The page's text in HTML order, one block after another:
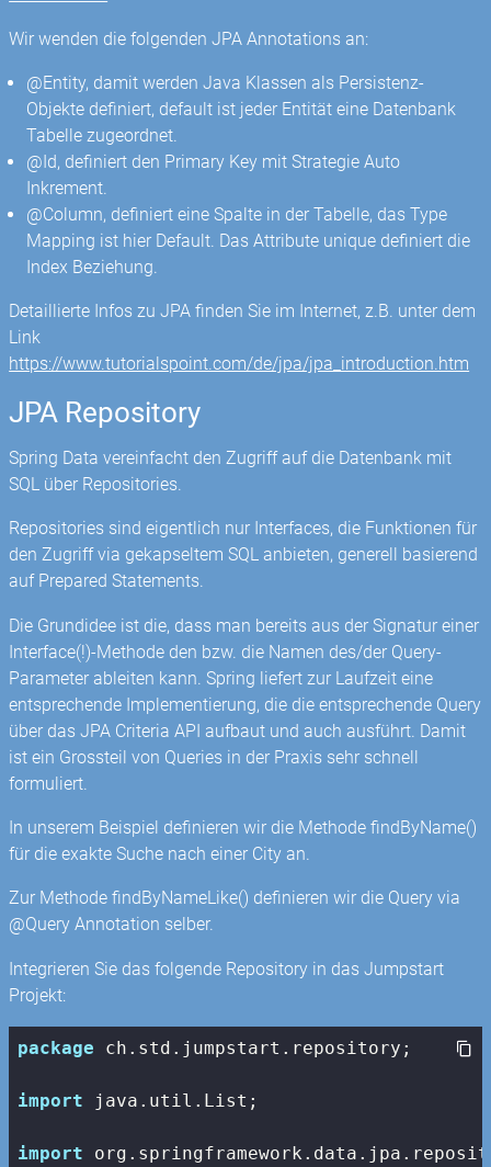
Wir wenden die folgenden JPA Annotations an:
@Entity, damit werden Java Klassen als Persistenz-
Objekte definiert, default ist jeder Entität eine Datenbank
Tabelle zugeordnet.
@Id, definiert den Primary Key mit Strategie Auto
Inkrement.
@Column, definiert eine Spalte in der Tabelle, das Type
Mapping ist hier Default. Das Attribute unique definiert die
Index Beziehung.
Detaillierte Infos zu JPA finden Sie im Internet, z.B. unter dem
Link
https://www.tutorialspoint.com/de/jpa/jpa_introduction.htm
JPA Repository
Spring Data vereinfacht den Zugriff auf die Datenbank mit
SQL über Repositories.
Repositories sind eigentlich nur Interfaces, die Funktionen für
den Zugriff via gekapseltem SQL anbieten, generell basierend
auf Prepared Statements.
Die Grundidee ist die, dass man bereits aus der Signatur einer
Interface(!)-Methode den bzw. die Namen des/der Query-
Parameter ableiten kann. Spring liefert zur Laufzeit eine
entsprechende Implementierung, die die entsprechende Query
über das JPA Criteria API aufbaut und auch ausführt. Damit
ist ein Grossteil von Queries in der Praxis sehr schnell
formuliert.
In unserem Beispiel definieren wir die Methode findByName()
für die exakte Suche nach einer City an.
Zur Methode findByNameLike() definieren wir die Query via
@Query Annotation selber.
Integrieren Sie das folgende Repository in das Jumpstart
Projekt:
package ch.std.jumpstart.repository;
import java.util.List;
import